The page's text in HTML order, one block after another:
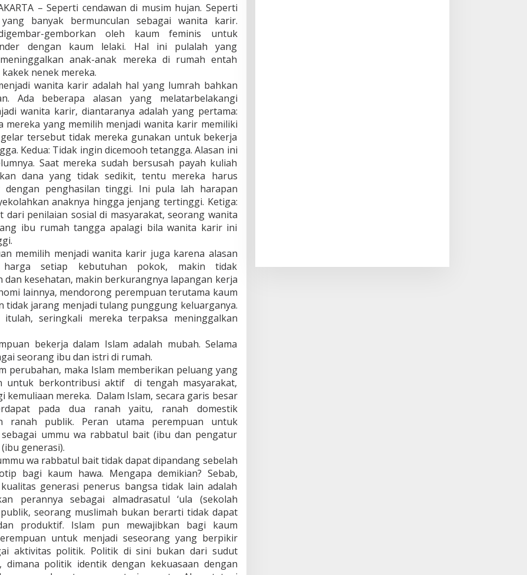
– Seperti cendawan di musim hujan. Seperti
banyak bermunculan sebagai wanita karir.
gemborkan oleh kaum feminis untuk
dengan kaum lelaki. Hal ini pulalah yang
anak-anak mereka di rumah entah
nenek mereka.
wanita karir adalah hal yang lumrah bahkan
Ada beberapa alasan yang melatarbelakangi
wanita karir, diantaranya adalah yang pertama:
mereka yang memilih menjadi wanita karir memiliki
tersebut tidak mereka gunakan untuk bekerja
Kedua: Tidak ingin dicemooh tetangga. Alasan ini
Saat mereka sudah bersusah payah kuliah
dana yang tidak sedikit, tentu mereka harus
dengan penghasilan tinggi. Ini pula lah harapan
anaknya hingga jenjang tertinggi. Ketiga:
dari penilaian sosial di masyarakat, seorang wanita
ibu rumah tangga apalagi bila wanita karir ini
memilih menjadi wanita karir juga karena alasan
harga setiap kebutuhan pokok, makin tidak
kesehatan, makin berkurangnya lapangan kerja
lainnya, mendorong perempuan terutama kaum
tidak jarang menjadi tulang punggung keluarganya.
itulah, seringkali mereka terpaksa meninggalkan
bekerja dalam Islam adalah mubah. Selama
seorang ibu dan istri di rumah.
perubahan, maka Islam memberikan peluang yang
untuk berkontribusi aktif di tengah masyarakat,
mereka. Dalam Islam, secara garis besar
pada dua ranah yaitu, ranah domestik
ranah publik. Peran utama perempuan untuk
ummu wa rabbatul bait (ibu dan pengatur
generasi).
wa rabbatul bait tidak dapat dipandang sebelah
bagi kaum hawa. Mengapa demikian? Sebab,
generasi penerus bangsa tidak lain adalah
perannya sebagai almadrasatul ‘ula (sekolah
seorang muslimah bukan berarti tidak dapat
produktif. Islam pun mewajibkan bagi kaum
untuk menjadi seseorang yang berpikir
aktivitas politik. Politik di sini bukan dari sudut
dimana politik identik dengan kekuasaan dengan